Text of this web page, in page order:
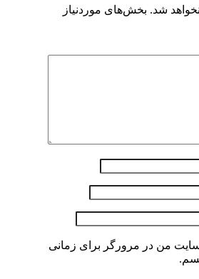
شد. بخش‌های موردنیاز
من در مرورگر برای زمانی